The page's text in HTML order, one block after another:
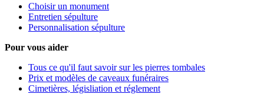
Choisir un monument
Entretien sépulture
Personnalisation sépulture
Pour vous aider
Tous ce qu'il faut savoir sur les pierres tombales
Prix et modèles de caveaux funéraires
Cimetières, législiation et réglement